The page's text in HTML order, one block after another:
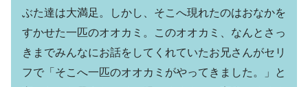
ぶた達は大満足。しかし、そこへ現れたのはおなかを
すかせた一匹のオオカミ。このオオカミ、なんとさっ
きまでみんなにお話をしてくれていたお兄さんがセリ
フで「そこへ一匹のオオカミがやってきました。」と